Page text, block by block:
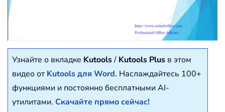
Узнайте о вкладке Kutools/ Kutools Plus в этом
видео от Kutools для Word. Наслаждайтесь 100+
функциями и постоянно бесплатными AI-
утилитами. Скачайте прямо сейчас!